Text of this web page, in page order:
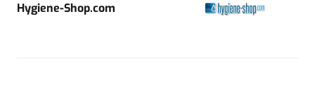
Hygiene-Shop.com